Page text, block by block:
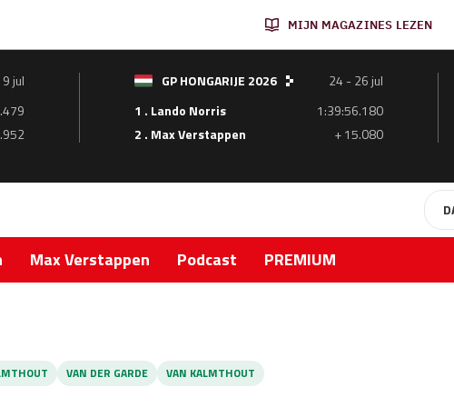
MIJN MAGAZINES LEZEN
jul
GP HONGARIJE 2026
24 - 26 jul
1 . Lando Norris
1:39:56.180
2 . Max Verstappen
+ 15.080
Max Verstappen Podcast PREMIUM
VAN DER GARDE VAN KALMTHOUT